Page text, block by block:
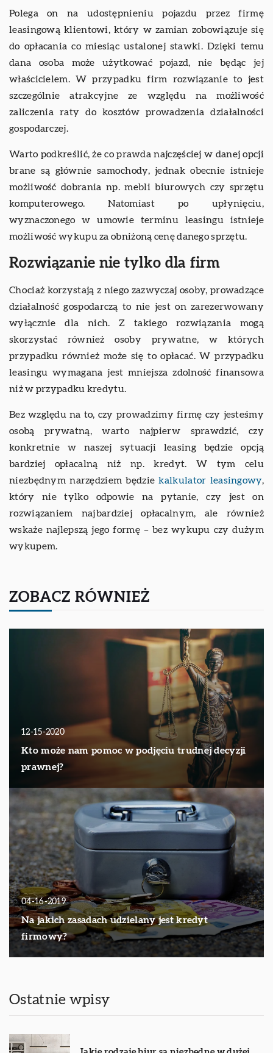
Polega on na udostępnieniu pojazdu przez firmę
leasingową klientowi, który w zamian zobowiązuje się
do opłacania co miesiąc ustalonej stawki. Dzięki temu
dana osoba może użytkować pojazd, nie będąc jej
właścicielem. W przypadku firm rozwiązanie to jest
szczególnie atrakcyjne ze względu na możliwość
zaliczenia raty do kosztów prowadzenia działalności
gospodarczej.
Warto podkreślić, że co prawda najczęściej w danej opcji
brane są głównie samochody, jednak obecnie istnieje
możliwość dobrania np. mebli biurowych czy sprzętu
komputerowego. Natomiast po upłynięciu,
wyznaczonego w umowie terminu leasingu istnieje
możliwość wykupu za obniżoną cenę danego sprzętu.
Rozwiązanie nie tylko dla firm
Chociaż korzystają z niego zazwyczaj osoby, prowadzące
działalność gospodarczą to nie jest on zarezerwowany
wyłącznie dla nich. Z takiego rozwiązania mogą
skorzystać również osoby prywatne, w których
przypadku również może się to opłacać. W przypadku
leasingu wymagana jest mniejsza zdolność finansowa
niż w przypadku kredytu.
Bez względu na to, czy prowadzimy firmę czy jesteśmy
osobą prywatną, warto najpierw sprawdzić, czy
konkretnie w naszej sytuacji leasing będzie opcją
bardziej opłacalną niż np. kredyt. W tym celu
niezbędnym narzędziem będziekalkulator leasingowy,
który nie tylko odpowie na pytanie, czy jest on
rozwiązaniem najbardziej opłacalnym, ale również
wskaże najlepszą jego formę – bez wykupu czy dużym
wykupem.
ZOBACZ RÓWNIEŻ
12-15-2020
Kto może nam pomoc w podjęciu trudnej decyzji
prawnej?
04-16-2019
Na jakich zasadach udzielany jest kredyt
firmowy?
Ostatnie wpisy